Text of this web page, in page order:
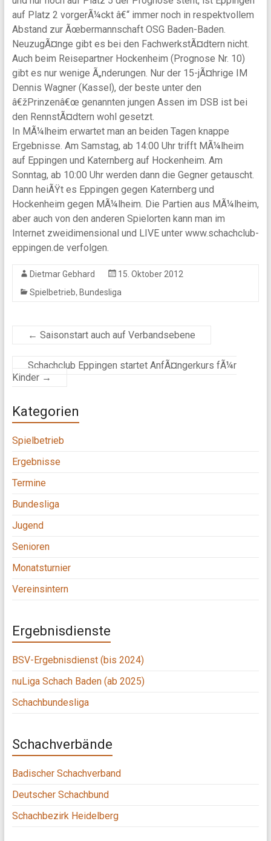
auf Platz 2 vorgerÃ¼ckt â€“ immer noch in respektvollem
Abstand zur Ãœbermannschaft OSG Baden-Baden.
NeuzugÃ¤nge gibt es bei den FachwerkstÃ¤dtern nicht.
Auch beim Reisepartner Hockenheim (Prognose Nr. 10)
gibt es nur wenige Ã„nderungen. Nur der 15-jÃ¤hrige IM
Dennis Wagner (Kassel), der beste unter den
â€žPrinzenâ€œ genannten jungen Assen im DSB ist bei
den RennstÃ¤dtern wohl gesetzt.
In MÃ¼lheim erwartet man an beiden Tagen knappe
Ergebnisse. Am Samstag, ab 14:00 Uhr trifft MÃ¼lheim
auf Eppingen und Katernberg auf Hockenheim. Am
Sonntag, ab 10:00 Uhr werden dann die Gegner getauscht.
Dann heiÃŸt es Eppingen gegen Katernberg und
Hockenheim gegen MÃ¼lheim. Die Partien aus MÃ¼lheim,
aber auch von den anderen Spielorten kann man im
Internet zweidimensional und LIVE unter www.schachclub-
eppingen.de verfolgen.
Dietmar Gebhard
15. Oktober 2012
Spielbetrieb, Bundesliga
← Saisonstart auch auf Verbandsebene
Schachclub Eppingen startet AnfÃ¤ngerkurs fÃ¼r
Kinder →
Kategorien
Spielbetrieb
Ergebnisse
Termine
Bundesliga
Jugend
Senioren
Monatsturnier
Vereinsintern
Ergebnisdienste
BSV-Ergebnisdienst (bis 2024)
nuLiga Schach Baden (ab 2025)
Schachbundesliga
Schachverbände
Badischer Schachverband
Deutscher Schachbund
Schachbezirk Heidelberg